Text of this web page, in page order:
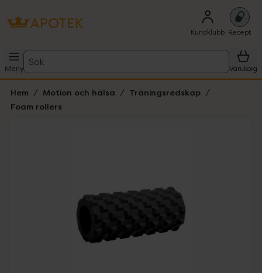
Kundklubb Recept
Meny
Sök
Varukorg
Hem Motion och hälsa
Träningsredskap
Foam rollers